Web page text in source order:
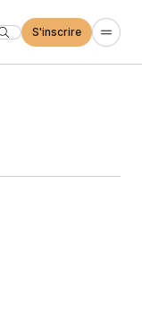
S'inscrire